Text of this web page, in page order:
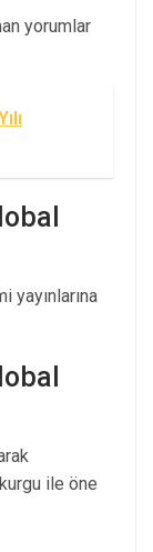
yorumlar
yayınlarına
ile öne